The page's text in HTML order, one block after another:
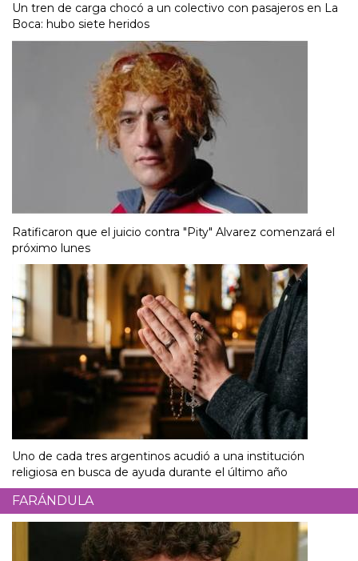
Un tren de carga chocó a un colectivo con pasajeros en La
Boca: hubo siete heridos
Ratificaron que el juicio contra "Pity" Alvarez comenzará el
próximo lunes
Uno de cada tres argentinos acudió a una institución
religiosa en busca de ayuda durante el último año
FARÁNDULA